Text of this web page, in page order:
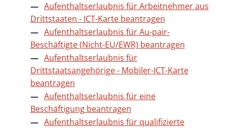
Aufenthaltserlaubnis für Arbeitnehmer aus
Drittstaaten - ICT-Karte beantragen
Aufenthaltserlaubnis für Au-pair-
Beschäftigte (Nicht-EU/EWR) beantragen
Aufenthaltserlaubnis für
Drittstaatsangehörige - Mobiler-ICT-Karte
beantragen
Aufenthaltserlaubnis für eine
Beschäftigung beantragen
Aufenthaltserlaubnis für qualifizierte